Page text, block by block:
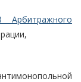
Арбитражного